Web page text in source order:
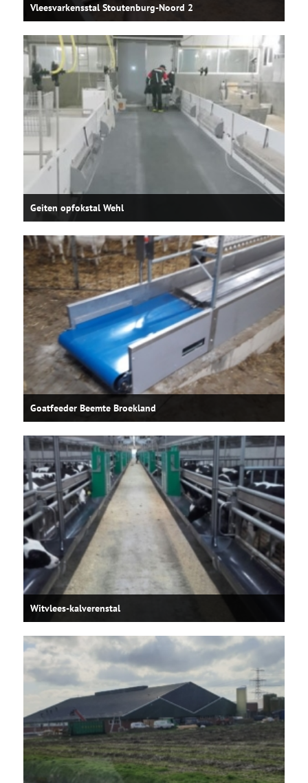
Vleesvarkensstal Stoutenburg-Noord 2
Geiten opfokstal Wehl
Goatfeeder Beemte Broekland
Witvlees-kalverenstal